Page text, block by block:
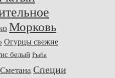
Морковь
Огурцы свежие
белый Рыба
Сметана Специи